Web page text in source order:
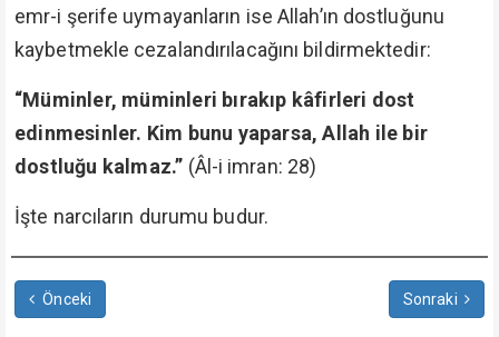
emr-i şerife uymayanların ise Allah’ın dostluğunu
kaybetmekle cezalandırılacağını bildirmektedir:
“Müminler, müminleri bırakıp kâfirleri dost
edinmesinler. Kim bunu yaparsa, Allah ile bir
dostluğu kalmaz.” (Âl-i imran: 28)
İşte narcıların durumu budur.
Önceki Sonraki